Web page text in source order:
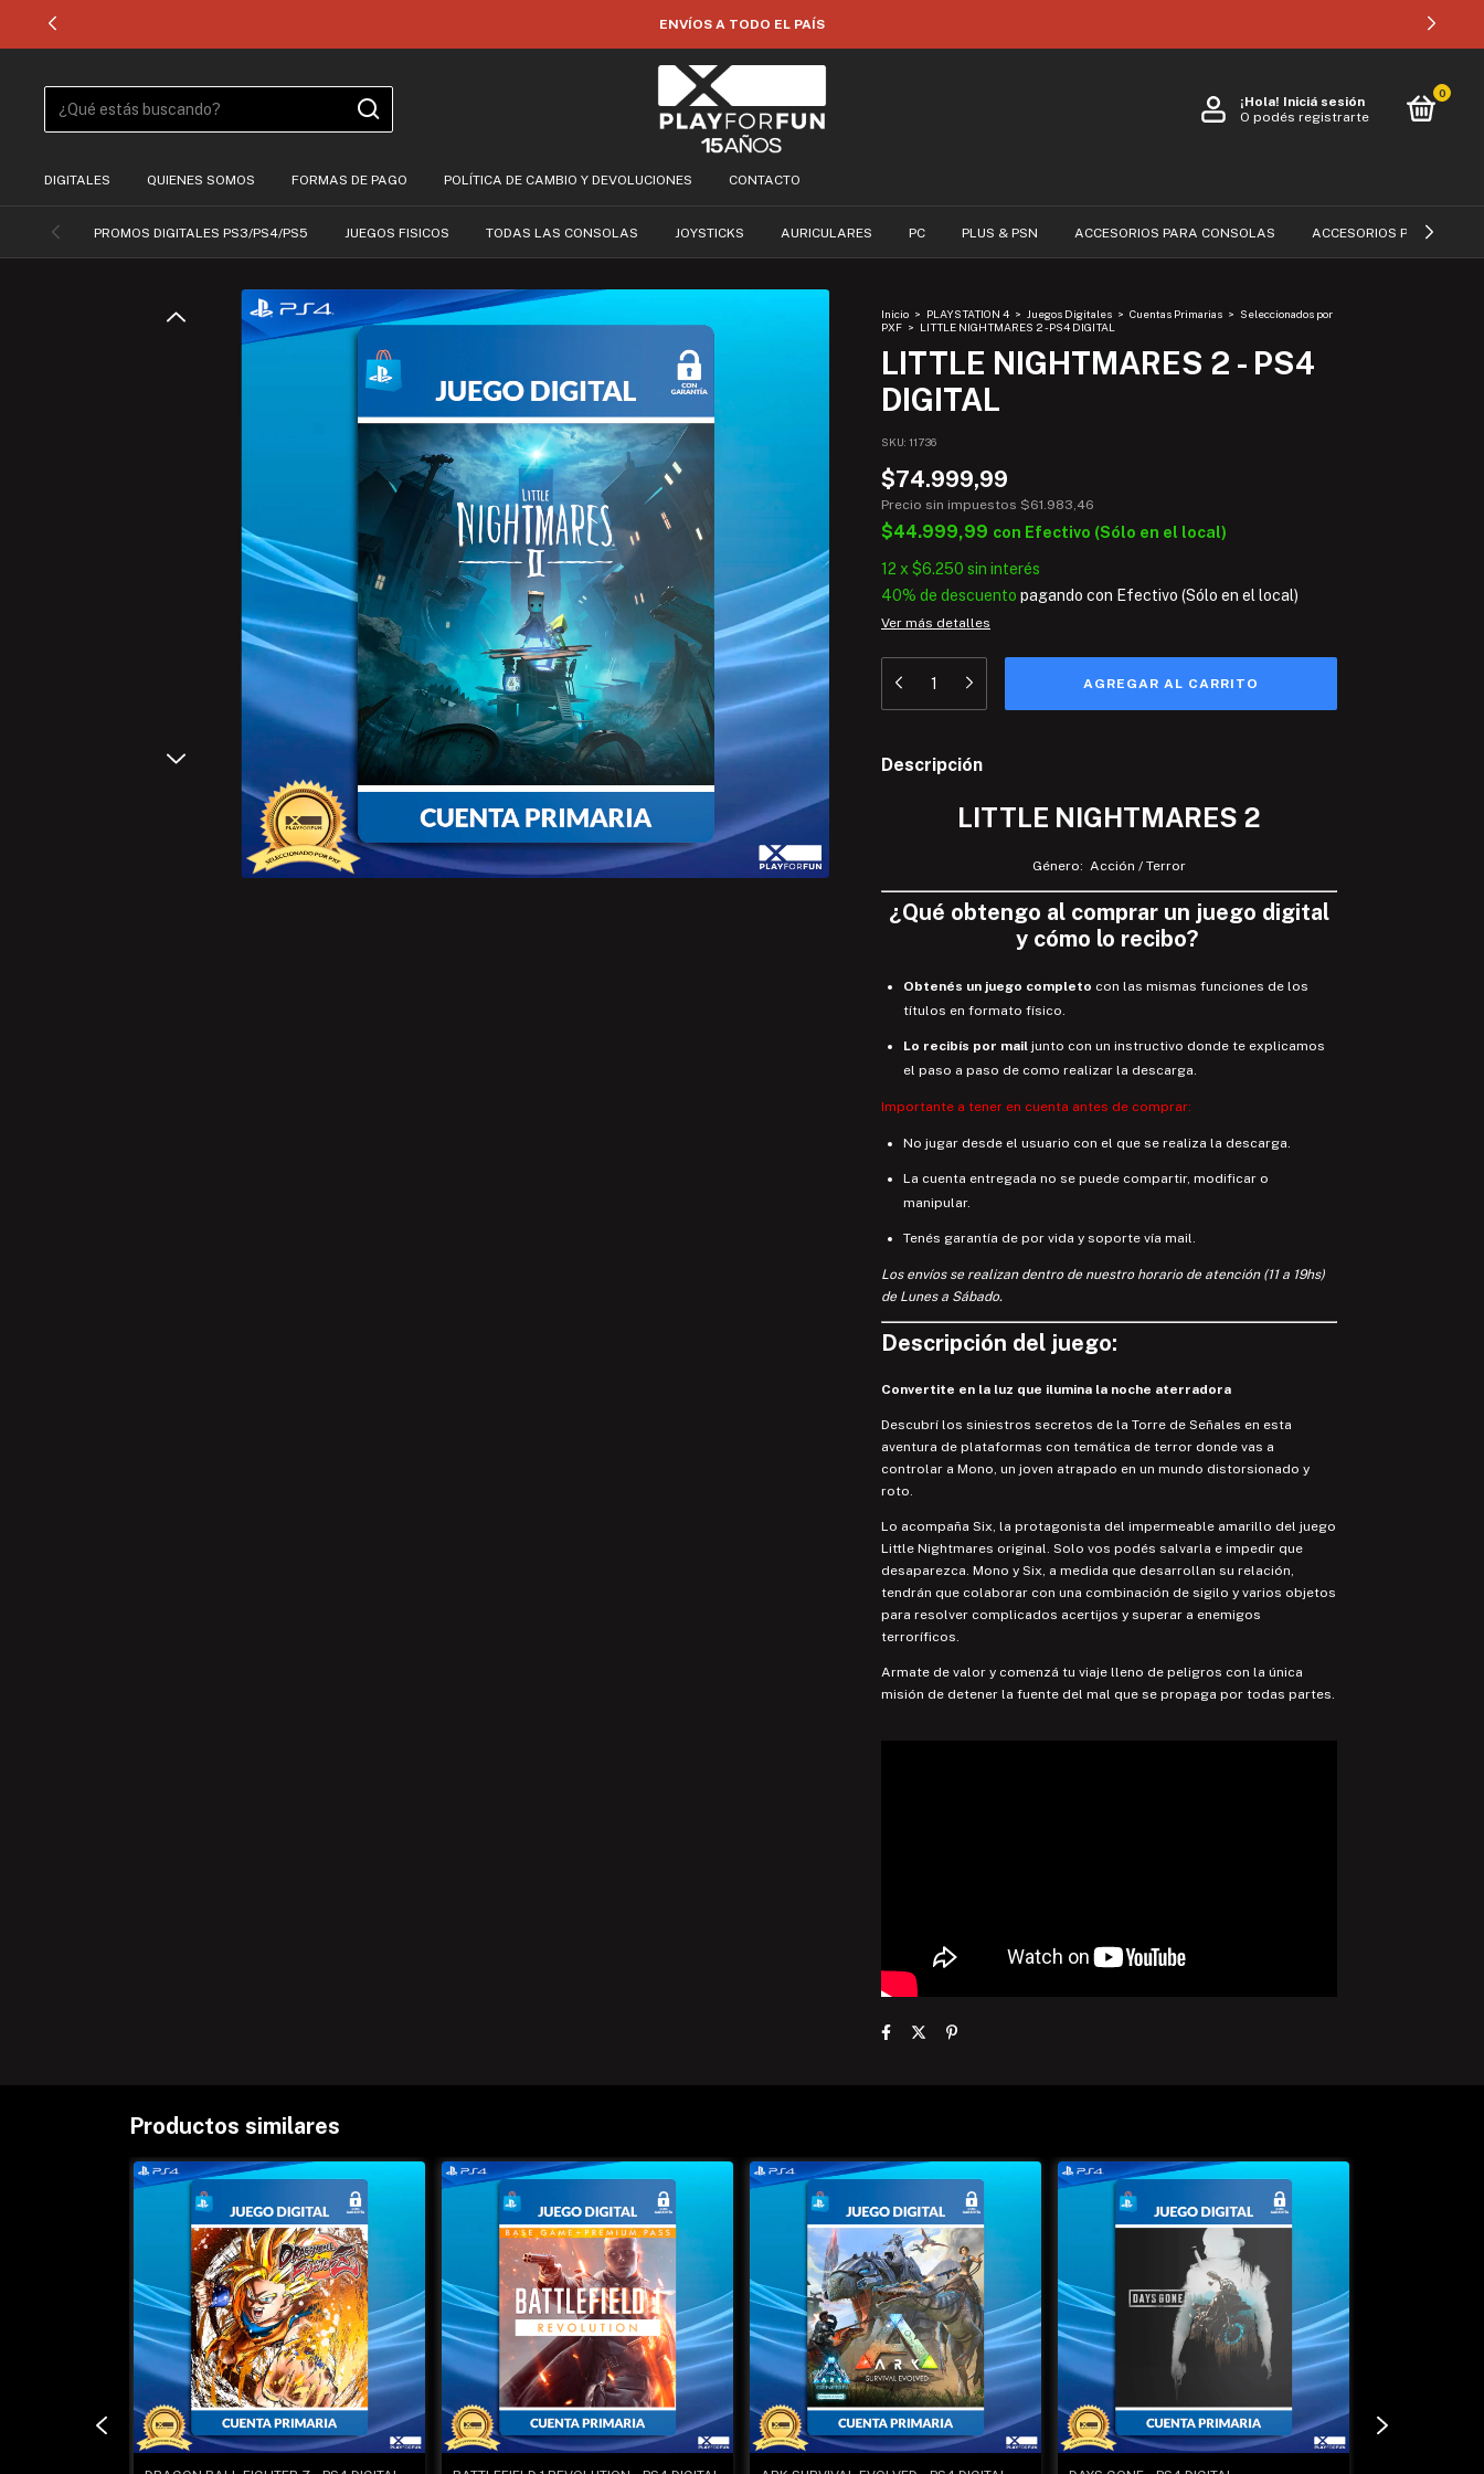
35% OFF POR TRANSFERENCIA
¡Hola! Iniciá sesión
O podés registrarte
0
DIGITALES QUIENES SOMOS FORMAS DE PAGO POLÍTICA DE CAMBIO Y DEVOLUCIONES CONTACTO
PROMOS DIGITALES PS3/PS4/PS5 JUEGOS FISICOS TODAS LAS CONSOLAS JOYSTICKS AURICULARES PC PLUS & PSN ACCESORIOS PARA CONSOLAS ACCESORIOS PARA
Inicio > PLAYSTATION 4 > Juegos Digitales > Cuentas Primarias > Seleccionados por
PXF > LITTLE NIGHTMARES 2 - PS4 DIGITAL
LITTLE NIGHTMARES 2 - PS4
DIGITAL
SKU: 11736
$74.999,99
Precio sin impuestos $61.983,46
$44.999,99 con Efectivo (Sólo en el local)
12 x $6.250 sin interés
40% de descuento pagando con Efectivo (Sólo en el local)
Ver más detalles
Descripción
LITTLE NIGHTMARES 2
Género: Acción / Terror
¿Qué obtengo al comprar un juego digital
y cómo lo recibo?
Obtenés un juego completo con las mismas funciones de los
títulos en formato físico.
Lo recibís por mail junto con un instructivo donde te explicamos
el paso a paso de como realizar la descarga.
Importante a tener en cuenta antes de comprar:
No jugar desde el usuario con el que se realiza la descarga.
La cuenta entregada no se puede compartir, modificar o
manipular.
Tenés garantía de por vida y soporte vía mail.
Los envíos se realizan dentro de nuestro horario de atención (11 a 19hs)
de Lunes a Sábado.
Descripción del juego:
Convertite en la luz que ilumina la noche aterradora
Descubrí los siniestros secretos de la Torre de Señales en esta
aventura de plataformas con temática de terror donde vas a
controlar a Mono, un joven atrapado en un mundo distorsionado y
roto.
Lo acompaña Six, la protagonista del impermeable amarillo del juego
Little Nightmares original. Solo vos podés salvarla e impedir que
desaparezca. Mono y Six, a medida que desarrollan su relación,
tendrán que colaborar con una combinación de sigilo y varios objetos
para resolver complicados acertijos y superar a enemigos
terroríficos.
Armate de valor y comenzá tu viaje lleno de peligros con la única
misión de detener la fuente del mal que se propaga por todas partes.
Productos similares